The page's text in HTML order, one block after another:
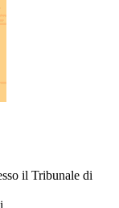
il Tribunale di